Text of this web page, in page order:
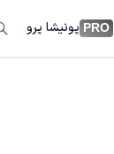
PRO پونیشا پرو